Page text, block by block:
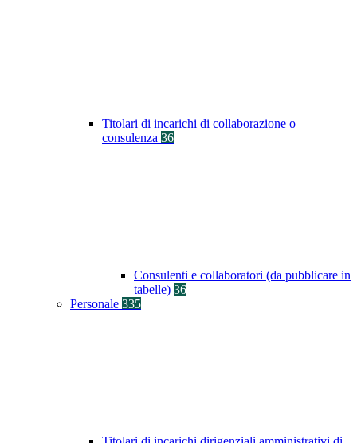
Titolari di incarichi di collaborazione o
consulenza 36
Consulenti e collaboratori (da pubblicare in
tabelle) 36
Personale 335